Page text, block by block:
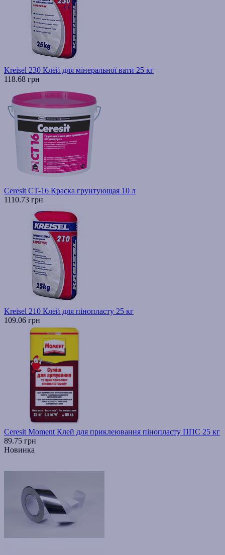
Kreisel 230 Клей для мінеральної вати 25 кг
118.68 грн
Ceresit CT-16 Краска грунтующая 10 л
1110.73 грн
Kreisel 210 Клей для пінопласту 25 кг
109.06 грн
Ceresit Moment Клей для приклеювання пінопласту ППС 25 кг
89.75 грн
Новинка